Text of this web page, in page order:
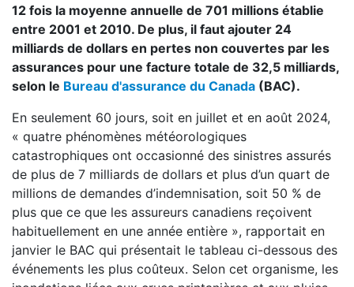
12 fois la moyenne annuelle de 701 millions établie
entre 2001 et 2010. De plus, il faut ajouter 24
milliards de dollars en pertes non couvertes par les
assurances pour une facture totale de 32,5 milliards,
selon le Bureau d'assurance du Canada (BAC).
En seulement 60 jours, soit en juillet et en août 2024,
« quatre phénomènes météorologiques
catastrophiques ont occasionné des sinistres assurés
de plus de 7 milliards de dollars et plus d’un quart de
millions de demandes d’indemnisation, soit 50 % de
plus que ce que les assureurs canadiens reçoivent
habituellement en une année entière », rapportait en
janvier le BAC qui présentait le tableau ci-dessous des
événements les plus coûteux. Selon cet organisme, les